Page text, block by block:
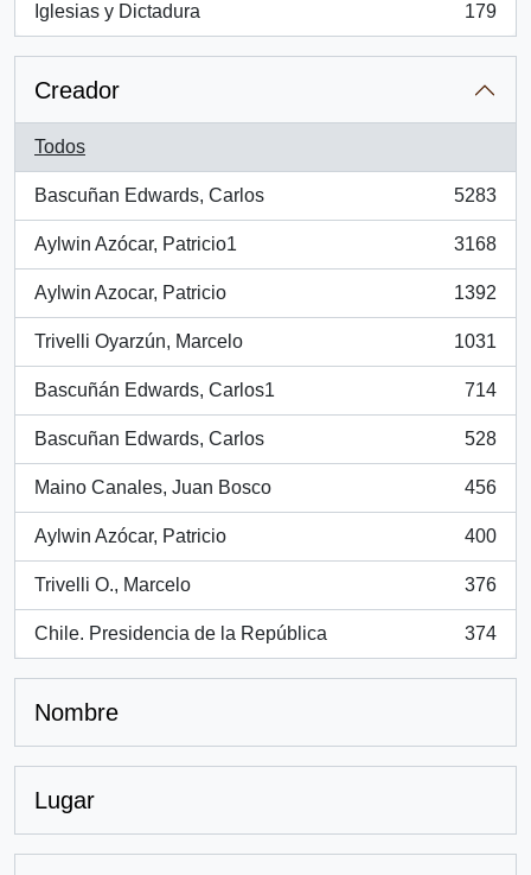
Iglesias y Dictadura
, 179 resultados
179
Creador
Todos
Bascuñan Edwards, Carlos
, 5283 resultados
5283
Aylwin Azócar, Patricio1
, 3168 resultados
3168
Aylwin Azocar, Patricio
, 1392 resultados
1392
Trivelli Oyarzún, Marcelo
, 1031 resultados
1031
Bascuñán Edwards, Carlos1
, 714 resultados
714
Bascuñan Edwards, Carlos
, 528 resultados
528
Maino Canales, Juan Bosco
, 456 resultados
456
Aylwin Azócar, Patricio
, 400 resultados
400
Trivelli O., Marcelo
, 376 resultados
376
Chile. Presidencia de la República
, 374 resultados
374
Nombre
Lugar